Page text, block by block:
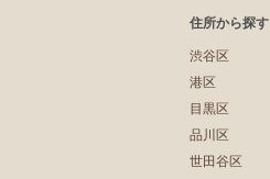
住所から探す
渋谷区
港区
目黒区
品川区
世田谷区